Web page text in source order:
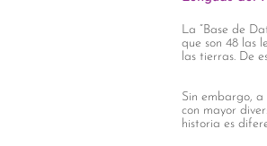
La “Base de
que son 48 las
las tierras. De
Sin embargo,
con mayor
historia es